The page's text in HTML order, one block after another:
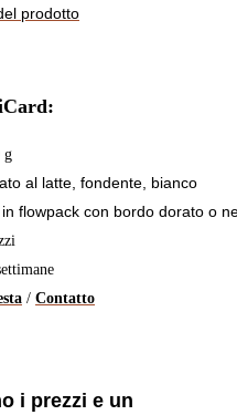
prodotto
g
al latte, fondente, bianco
flowpack con bordo dorato o
/ Contatto
i prezzi e un